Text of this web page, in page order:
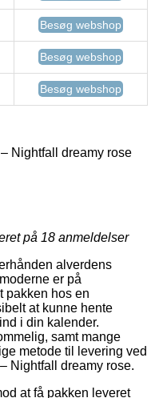
Besøg webshop
Besøg webshop
Besøg webshop
Nightfall dreamy rose
på 18 anmeldelser
alverdens
er på
pakken hos en
at kunne hente
i din kalender.
samt mange
metode til levering ved
Nightfall dreamy rose.
at få pakken leveret